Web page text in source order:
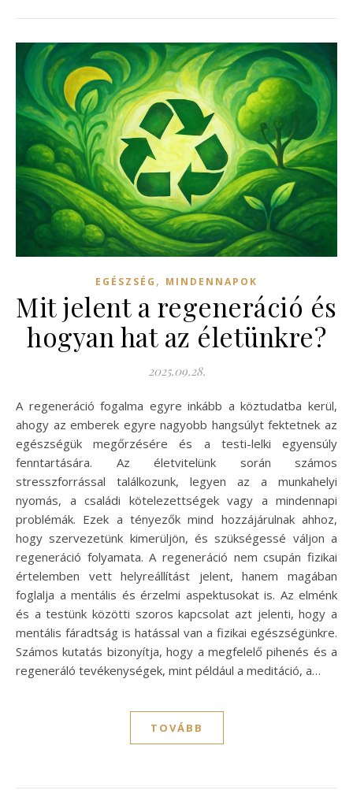
EGÉSZSÉG , MINDENNAPOK
Mit jelent a regeneráció és
hogyan hat az életünkre?
2025.09.28.
A regeneráció fogalma egyre inkább a köztudatba kerül,
ahogy az emberek egyre nagyobb hangsúlyt fektetnek az
egészségük megőrzésére és a testi-lelki egyensúly
fenntartására. Az életvitelünk során számos
stresszforrással találkozunk, legyen az a munkahelyi
nyomás, a családi kötelezettségek vagy a mindennapi
problémák. Ezek a tényezők mind hozzájárulnak ahhoz,
hogy szervezetünk kimerüljön, és szükségessé váljon a
regeneráció folyamata. A regeneráció nem csupán fizikai
értelemben vett helyreállítást jelent, hanem magában
foglalja a mentális és érzelmi aspektusokat is. Az elménk
és a testünk közötti szoros kapcsolat azt jelenti, hogy a
mentális fáradtság is hatással van a fizikai egészségünkre.
Számos kutatás bizonyítja, hogy a megfelelő pihenés és a
regeneráló tevékenységek, mint például a meditáció, a…
TOVÁBB